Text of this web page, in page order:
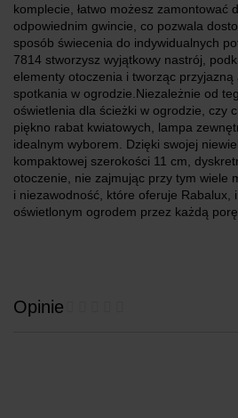
komplecie, łatwo możesz zamontować
odpowiednim gwincie, co pozwala
sposób świecenia do indywidualnych
7814 stworzysz wyjątkowy nastrój,
elementy otoczenia i tworząc
spotkania w ogrodzie.Niezależnie od
oświetlenia dla ścieżki w ogrodzie, czy
piękno rabat kwiatowych, lampa
idealnym wyborem. Dzięki swojej
kompaktowej szerokości 11 cm,
otoczenie, nie zajmując przy tym wiele
i niezawodność, które oferuje Rabalux,
oświetlonym ogrodem przez każdą porę
Opinie